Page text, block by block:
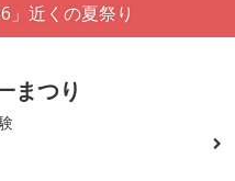
」近くの夏祭り
まつり